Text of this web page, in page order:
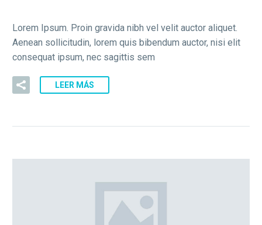
Lorem Ipsum. Proin gravida nibh vel velit auctor aliquet.
Aenean sollicitudin, lorem quis bibendum auctor, nisi elit
consequat ipsum, nec sagittis sem
LEER MÁS